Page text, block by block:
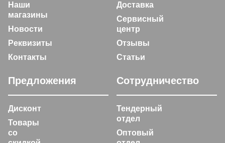
Наши
магазины
Новости
Реквизиты
Контакты
Доставка
Сервисный
центр
Отзывы
Статьи
Предложения
Дисконт
Товары
со
Сотрудничество
Тендерный
отдел
Оптовый